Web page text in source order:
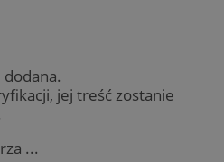
dodana.
jej treść zostanie
...